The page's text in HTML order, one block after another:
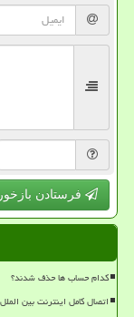
فرستادن
کدام حساب ها حذف شدند؟
اتصال کامل اینترنت بین